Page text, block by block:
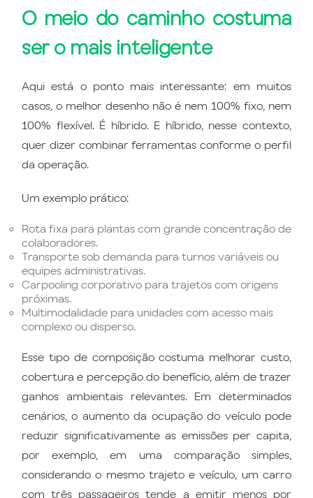
O meio do caminho costuma
ser o mais inteligente
Aqui está o ponto mais interessante: em muitos
casos, o melhor desenho não é nem 100% fixo, nem
100% flexível. É híbrido. E híbrido, nesse contexto,
quer dizer combinar ferramentas conforme o perfil
da operação.
Um exemplo prático:
Rota fixa para plantas com grande concentração de
colaboradores.
Transporte sob demanda para turnos variáveis ou
equipes administrativas.
Carpooling corporativo para trajetos com origens
próximas.
Multimodalidade para unidades com acesso mais
complexo ou disperso.
Esse tipo de composição costuma melhorar custo,
cobertura e percepção do benefício, além de trazer
ganhos ambientais relevantes. Em determinados
cenários, o aumento da ocupação do veículo pode
reduzir significativamente as emissões per capita,
por exemplo, em uma comparação simples,
considerando o mesmo trajeto e veículo, um carro
com três passageiros tende a emitir menos por